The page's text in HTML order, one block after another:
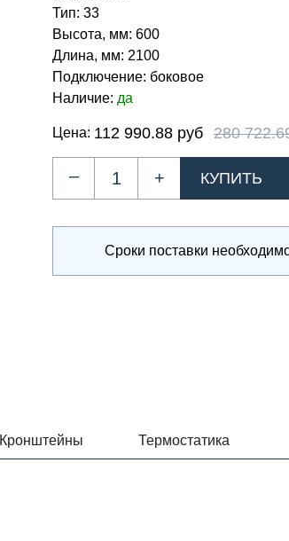
Тип: 33
Высота, мм: 600
Длина, мм: 2100
Подключение: боковое
Наличие: да
Цена: 112 990.88 руб 280
– +
Сроки поставки
Кронштейны Термостатика